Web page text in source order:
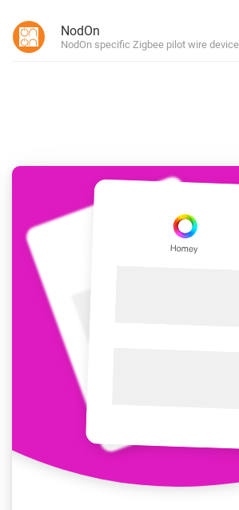
NodOn
NodOn specific Zigbee pilot wire